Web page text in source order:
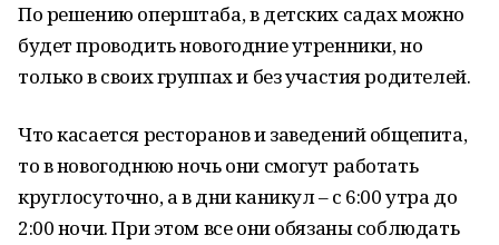
По решению оперштаба, в детских садах можно
будет проводить новогодние утренники, но
только в своих группах и без участия родителей.
Что касается ресторанов и заведений общепита,
то в новогоднюю ночь они смогут работать
круглосуточно, а в дни каникул – с 6:00 утра до
2:00 ночи. При этом все они обязаны соблюдать